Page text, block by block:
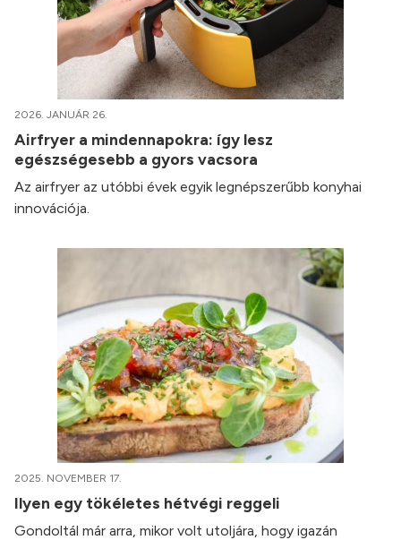
2026. JANUÁR 26.
Airfryer a mindennapokra: így lesz
egészségesebb a gyors vacsora
Az airfryer az utóbbi évek egyik legnépszerűbb konyhai
innovációja.
2025. NOVEMBER 17.
Ilyen egy tökéletes hétvégi reggeli
Gondoltál már arra, mikor volt utoljára, hogy igazán